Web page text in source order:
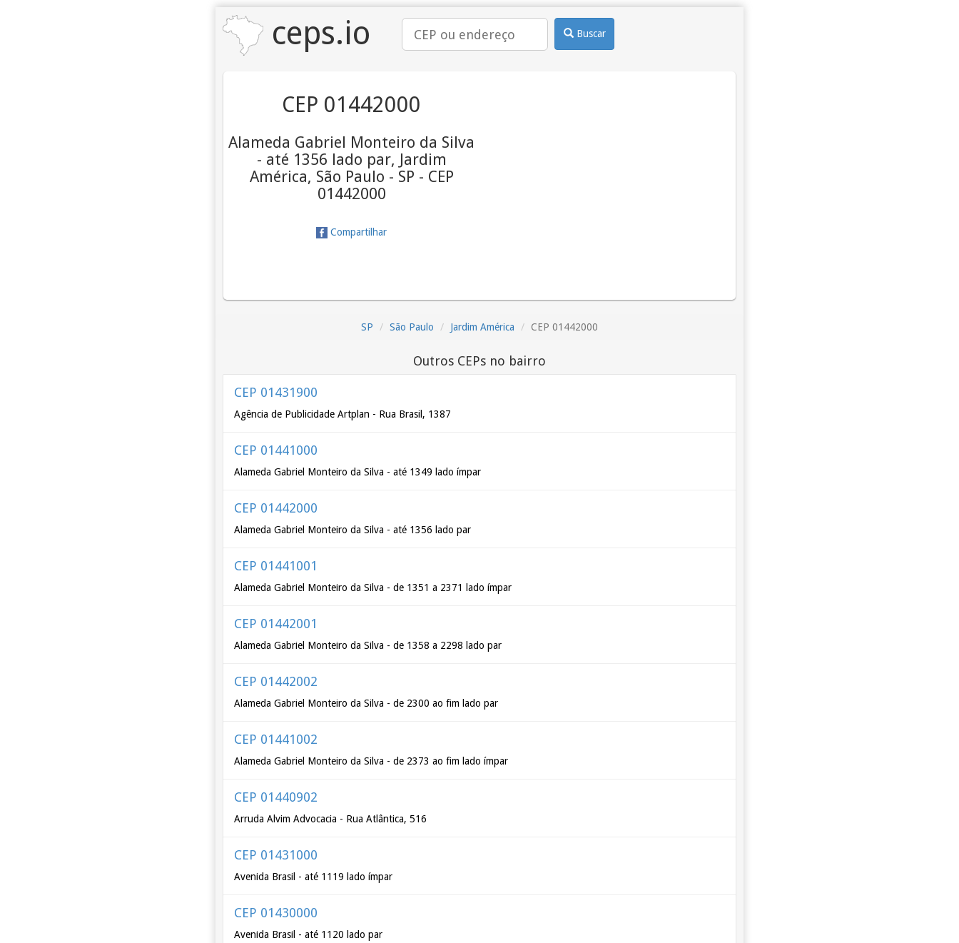
ceps.io Buscar
CEP 01442000
Alameda Gabriel Monteiro da Silva
- até 1356 lado par, Jardim
América, São Paulo - SP - CEP
01442000
Compartilhar
SP São Paulo Jardim América CEP 01442000
Outros CEPs no bairro
CEP 01431900
Agência de Publicidade Artplan - Rua Brasil, 1387
CEP 01441000
Alameda Gabriel Monteiro da Silva - até 1349 lado ímpar
CEP 01442000
Alameda Gabriel Monteiro da Silva - até 1356 lado par
CEP 01441001
Alameda Gabriel Monteiro da Silva - de 1351 a 2371 lado ímpar
CEP 01442001
Alameda Gabriel Monteiro da Silva - de 1358 a 2298 lado par
CEP 01442002
Alameda Gabriel Monteiro da Silva - de 2300 ao fim lado par
CEP 01441002
Alameda Gabriel Monteiro da Silva - de 2373 ao fim lado ímpar
CEP 01440902
Arruda Alvim Advocacia - Rua Atlântica, 516
CEP 01431000
Avenida Brasil - até 1119 lado ímpar
CEP 01430000
Avenida Brasil - até 1120 lado par